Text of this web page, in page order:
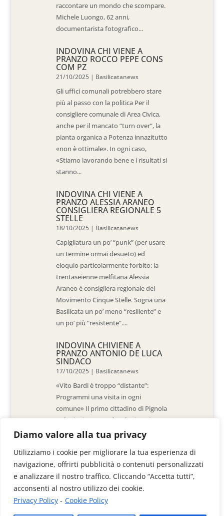
Diamo valore alla tua privacy
Utilizziamo i cookie per migliorare la tua esperienza di
navigazione, offrirti pubblicità o contenuti personalizzati
e analizzare il nostro traffico. Cliccando “Accetta tutti”,
acconsenti al nostro utilizzo dei cookie.
Privacy Policy - Cookie Policy
raccontare un mondo che scompare.
Michele Luongo, 62 anni,
documentarista fotografico...
INDOVINA CHI VIENE A
PRANZO ROCCO PEPE CONS
COM PZ
21/10/2025 | Basilicatanews
Gli uffici comunali potrebbero stare
più al passo con la politica Per il
consigliere comunale di Area Civica,
anche per il mancato “turn over”, la
pianta organica a Potenza innazitutto
«non è ottimale». In ogni caso,
«Stiamo lavorando bene e i risultati si
stanno...
INDOVINA CHI VIENE A
PRANZO ALESSIA ARANEO
CONSIGLIERA REGIONALE 5
STELLE
18/10/2025 | Basilicatanews
Capigliatura un po’ “punk” (per usare
un termine ormai desueto) ed
eloquio particolarmente forbito: la
trentaseienne melfitana Alessia
Araneo è consigliera regionale del
Movimento Cinque Stelle. Sogna una
Basilicata un po’ meno “resiliente” e
un po’ più “resistente”....
INDOVINA CHIVIENE A
PRANZO ANTONIO DE LUCA
SINDACO
17/10/2025 | Basilicatanews
«Vito Bardi è troppo “distante”:
Programmi una visita in ogni
comune» Il primo cittadino di Pignola
«L’ho invitato a vedere la situazione
al Pantano, ma non è venuto. La
sensazione è che -come sindaci-
siamo lasciati a noi stessi» di Walter
De Stradis In...